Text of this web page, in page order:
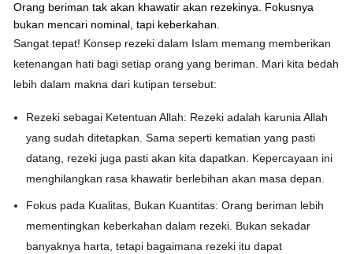
Orang beriman tak akan khawatir akan rezekinya. Fokusnya
bukan mencari nominal, tapi keberkahan.
Sangat tepat! Konsep rezeki dalam Islam memang memberikan
ketenangan hati bagi setiap orang yang beriman. Mari kita bedah
lebih dalam makna dari kutipan tersebut:
Rezeki sebagai Ketentuan Allah: Rezeki adalah karunia Allah
yang sudah ditetapkan. Sama seperti kematian yang pasti
datang, rezeki juga pasti akan kita dapatkan. Kepercayaan ini
menghilangkan rasa khawatir berlebihan akan masa depan.
Fokus pada Kualitas, Bukan Kuantitas: Orang beriman lebih
mementingkan keberkahan dalam rezeki. Bukan sekadar
banyaknya harta, tetapi bagaimana rezeki itu dapat